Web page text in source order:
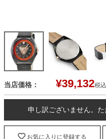
当店価格： ¥39,132税込
申し訳ございません。た
お気に入りに登録する